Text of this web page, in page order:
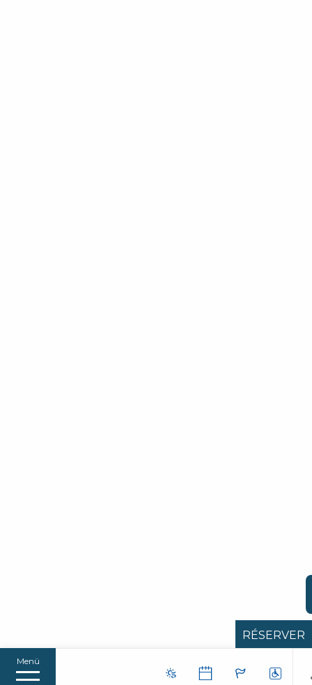
Menü
RÉSERVER